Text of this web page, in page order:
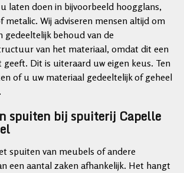
laten doen in bijvoorbeeld hoogglans,
metalic. Wij adviseren mensen altijd om
gedeeltelijk behoud van de
van het materiaal, omdat dit een
Dit is uiteraard uw eigen keus. Ten
of u uw materiaal gedeeltelijk of geheel
spuiten bij spuiterij Capelle
spuiten van meubels of andere
een aantal zaken afhankelijk. Het hangt